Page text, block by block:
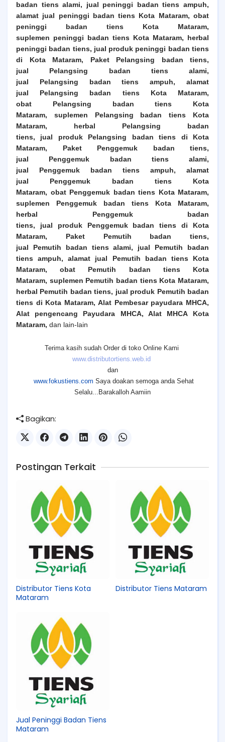
badan tiens alami, jual peninggi badan tiens ampuh,
alamat jual peninggi badan tiens Kota Mataram, obat
peninggi badan tiens Kota Mataram,
suplemen peninggi badan tiens Kota Mataram, herbal
peninggi badan tiens, jual produk peninggi badan tiens
di Kota Mataram, Paket Pelangsing badan tiens,
jual Pelangsing badan tiens alami,
jual Pelangsing badan tiens ampuh, alamat
jual Pelangsing badan tiens Kota Mataram,
obat Pelangsing badan tiens Kota
Mataram, suplemen Pelangsing badan tiens Kota
Mataram, herbal Pelangsing badan
tiens, jual produk Pelangsing badan tiens di Kota
Mataram, Paket Penggemuk badan tiens,
jual Penggemuk badan tiens alami,
jual Penggemuk badan tiens ampuh, alamat
jual Penggemuk badan tiens Kota
Mataram, obat Penggemuk badan tiens Kota Mataram,
suplemen Penggemuk badan tiens Kota Mataram,
herbal Penggemukbadan
tiens, jual produk Penggemukbadan tiens di Kota
Mataram, Paket Pemutih badan tiens,
jual Pemutih badan tiens alami, jual Pemutih badan
tiens ampuh, alamat jual Pemutih badan tiens Kota
Mataram, obat Pemutih badan tiens Kota
Mataram, suplemen Pemutih badan tiens Kota Mataram,
herbal Pemutih badan tiens, jual produk Pemutih badan
tiens di Kota Mataram, Alat Pembesar payudara MHCA,
Alat pengencang Payudara MHCA, Alat MHCA Kota
Mataram, dan lain-lain
Terima kasih sudah Order di toko Online Kami
www.distributortiens.web.id
dan
www.fokustiens.com Saya doakan semoga anda Sehat
Selalu...Barakalloh Aamiin
Bagikan:
Postingan Terkait
Distributor Tiens Kota
Mataram
Distributor Tiens Mataram
Jual Peninggi Badan Tiens
Mataram